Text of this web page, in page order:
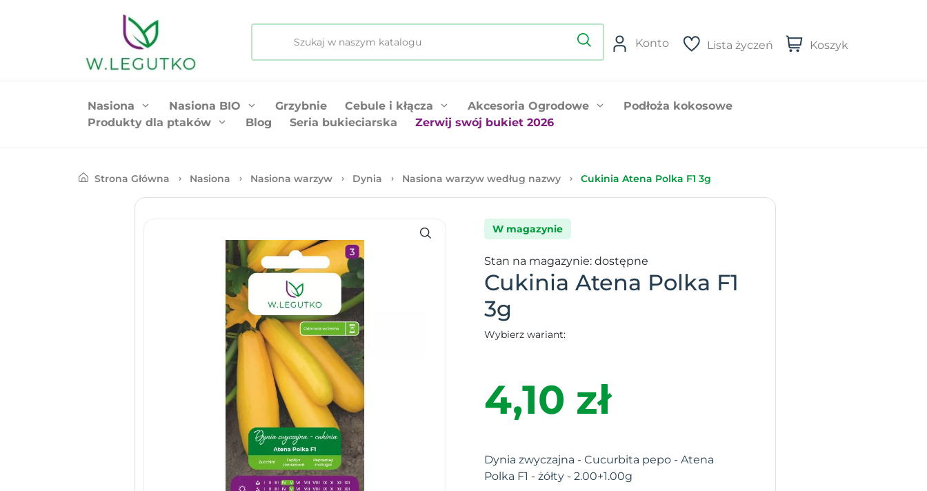
Konto Lista życzeń Koszyk
Nasiona Nasiona BIO Grzybnie Cebule i kłącza Akcesoria Ogrodowe
Podłoża kokosowe
Produkty dla ptaków
Blog Seria bukieciarska Zerwij swój bukiet 2026
Strona Główna Nasiona Nasiona warzyw Dynia Nasiona warzyw według nazwy Cukinia Atena Polka F1 3g
W magazynie
Stan na magazynie: dostępne
Cukinia Atena Polka F1
3g
Wybierz wariant:
4,10 zł
Dynia zwyczajna - Cucurbita pepo - Atena
Polka F1 - żółty - 2.00+1.00g